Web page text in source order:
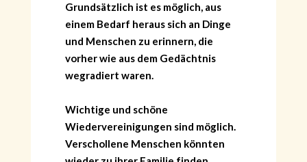
Grundsätzlich ist es möglich, aus
einem Bedarf heraus sich an Dinge
und Menschen zu erinnern, die
vorher wie aus dem Gedächtnis
wegradiert waren.
Wichtige und schöne
Wiedervereinigungen sind möglich.
Verschollene Menschen könnten